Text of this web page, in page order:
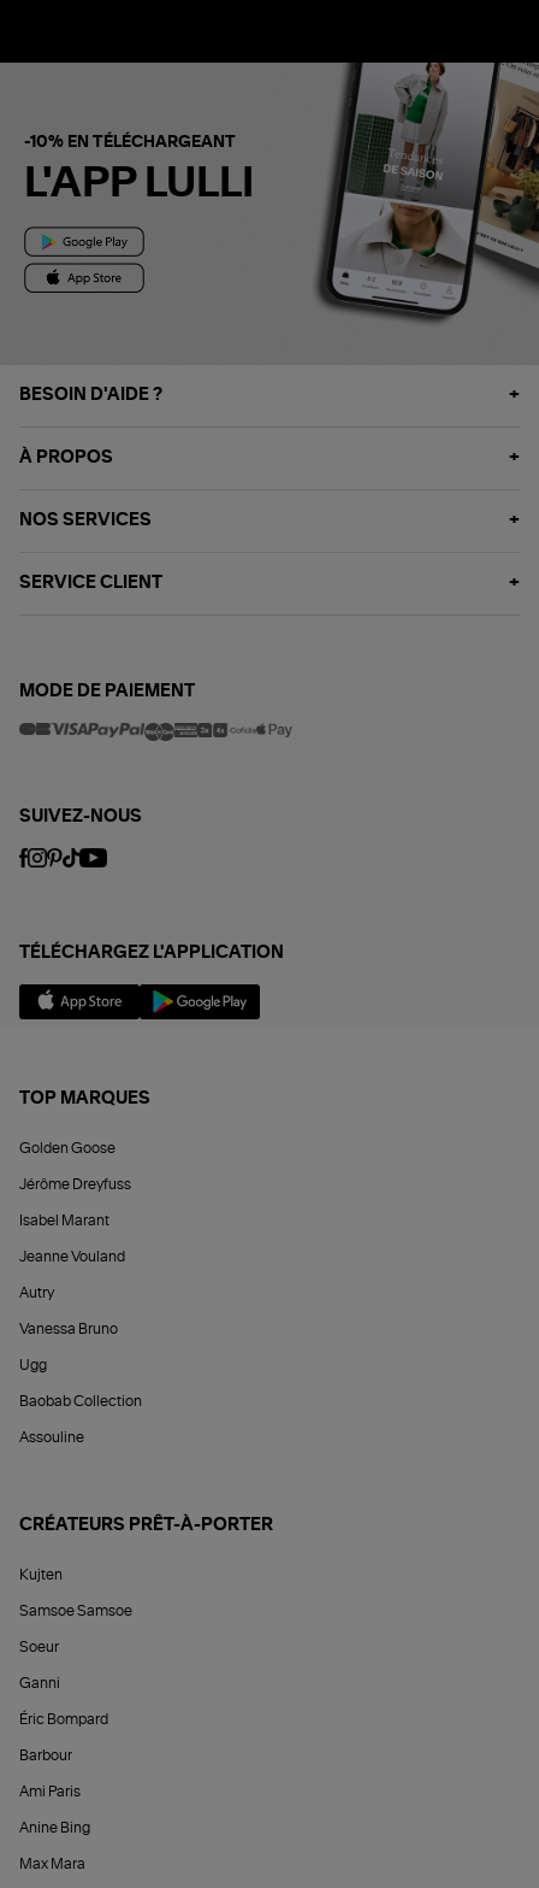
-10% EN TÉLÉCHARGEANT
L'APP LULLI
BESOIN D'AIDE ?
À PROPOS
NOS SERVICES
SERVICE CLIENT
MODE DE PAIEMENT
SUIVEZ-NOUS
TÉLÉCHARGEZ L'APPLICATION
TOP MARQUES
Golden Goose
Jérôme Dreyfuss
Isabel Marant
Jeanne Vouland
Autry
Vanessa Bruno
Ugg
Baobab Collection
Assouline
CRÉATEURS PRÊT-À-PORTER
Kujten
Samsoe Samsoe
Soeur
Ganni
Éric Bompard
Barbour
Ami Paris
Anine Bing
Max Mara